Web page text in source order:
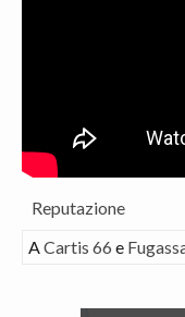
Reputazione
ACartis 66 e